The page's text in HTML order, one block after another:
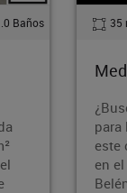
1.0 Baños
ubicado
área de